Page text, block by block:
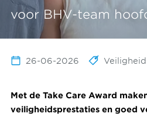
voor BHV-team
26-06-2026 Veiligheid
Met de Take Care Award
veiligheidsprestaties en goed